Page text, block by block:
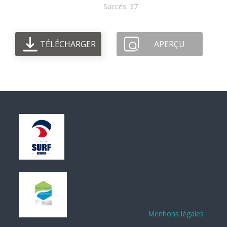
Succès: 37
TÉLÉCHARGER APERÇU
Mentions légales